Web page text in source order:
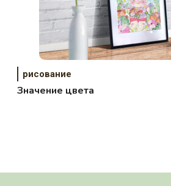
рисование
Значение цвета